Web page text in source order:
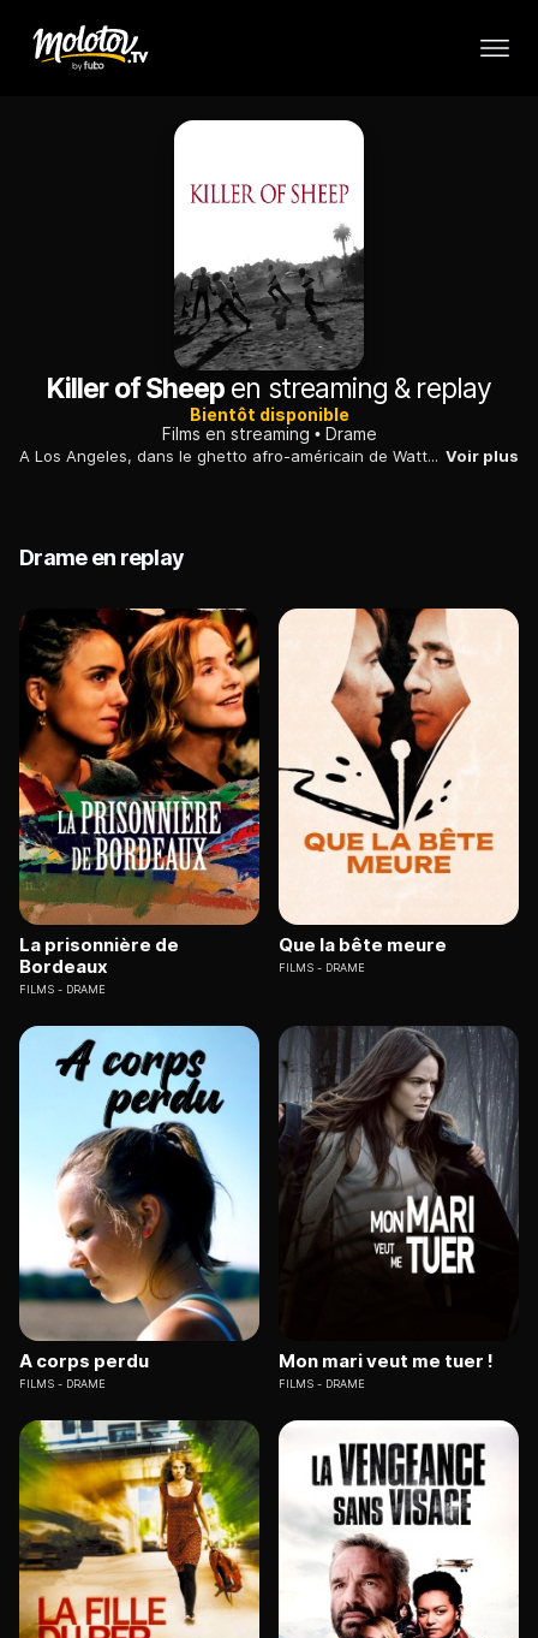
Killer of Sheep en streaming & replay
Bientôt disponible
Films en streaming
Drame
A Los Angeles, dans le ghetto afro-américain de Watts, la vie d'un ouvrier qui vit très modestement, mais refuse d'entrer dans la spirale de la délinquance. Voir plus
Drame en replay
La prisonnière de
Bordeaux
FILMS DRAME
Que la bête meure
FILMS DRAME
A corps perdu
FILMS DRAME
Mon mari veut me tuer !
FILMS DRAME